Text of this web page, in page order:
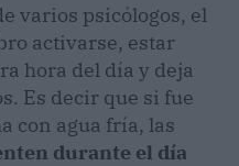
varios psicólogos, el
activarse, estar
hora del día y deja
Es decir que si fue
con agua fría, las
durante el día